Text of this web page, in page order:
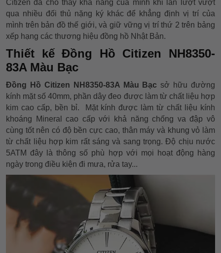
Citizen đã cho thấy khả năng của mình khi lần lượt vượt
qua nhiều đối thủ nặng ký khác để khẳng định vị trí của
mình trên bản đồ thế giới, và giữ vững vị trí thứ 2 trên bảng
xếp hạng các thương hiệu đồng hồ Nhật Bản.
Thiết kế Đồng Hồ Citizen NH8350-
83A Màu Bạc
Đồng Hồ Citizen NH8350-83A Màu Bạc sở hữu đường
kính mặt số 40mm, phần dây đeo được làm từ chất liệu hợp
kim cao cấp, bền bỉ. Mặt kính được làm từ chất liệu kính
khoáng Mineral cao cấp với khả năng chống va đập vô
cùng tốt nên có độ bền cực cao, thân máy và khung vỏ làm
từ chất liệu hợp kim rất sáng và sang trọng. Độ chịu nước
5ATM đây là thông số phù hợp với mọi hoạt động hàng
ngày trong điều kiện đi mưa, rửa tay...